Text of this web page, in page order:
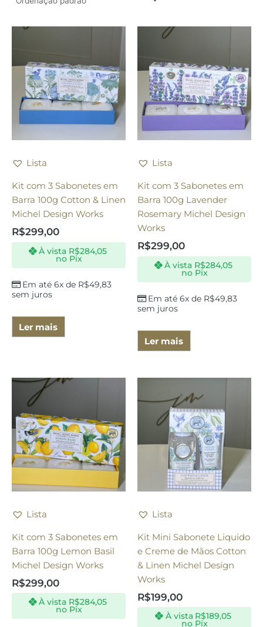
Lista
Kit com 3 Sabonetes em
Barra 100g Cotton & Linen
Michel Design Works
R$299,00
Em até 6x de R$49,83
sem juros
À vista R$284,05
no Pix
Ler mais
Lista
Kit com 3 Sabonetes em
Barra 100g Lavender
Rosemary Michel Design
Works
R$299,00
Em até 6x de R$49,83
sem juros
À vista R$284,05
no Pix
Ler mais
Lista
Kit com 3 Sabonetes em
Barra 100g Lemon Basil
Michel Design Works
R$299,00
À vista R$284,05
no Pix
Lista
Kit Mini Sabonete Liquido
e Creme de Mãos Cotton
& Linen Michel Design
Works
R$199,00
À vista R$189,05
no Pix